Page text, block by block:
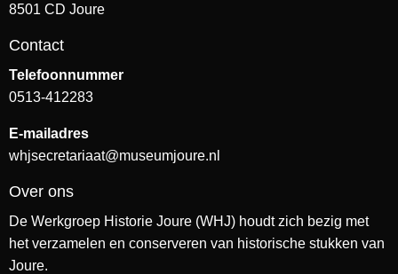
8501 CD Joure
Contact
Telefoonnummer
0513-412283
E-mailadres
whjsecretariaat@museumjoure.nl
Over ons
De Werkgroep Historie Joure (WHJ) houdt zich bezig met
het verzamelen en conserveren van historische stukken van
Joure.